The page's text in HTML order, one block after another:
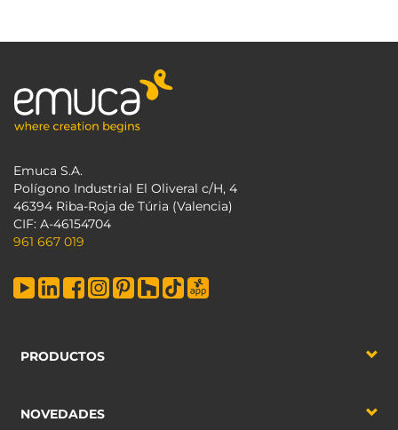
Emuca S.A.
Polígono Industrial El Oliveral c/H, 4
46394 Riba-Roja de Túria (Valencia)
CIF: A-46154704
961 667 019
PRODUCTOS
NOVEDADES